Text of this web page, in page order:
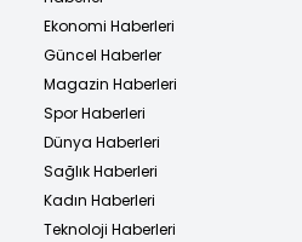
Ekonomi Haberleri
Güncel Haberler
Magazin Haberleri
Spor Haberleri
Dünya Haberleri
Sağlık Haberleri
Kadın Haberleri
Teknoloji Haberleri